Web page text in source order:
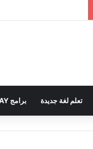
تعلم لغة جديدة برامج GOOGLE PLAY